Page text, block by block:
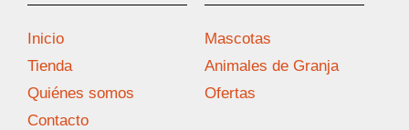
Inicio
Tienda
Quiénes somos
Contacto
Mascotas
Animales de Granja
Ofertas